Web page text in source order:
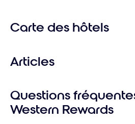
Carte des hôtels
Articles
Questions
Western Rewards